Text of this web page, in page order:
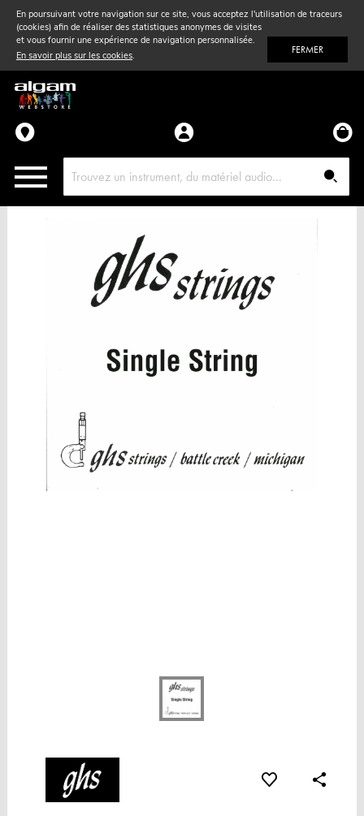
En poursuivant votre navigation sur ce site, vous acceptez l'utilisation de traceurs
(cookies) afin de réaliser des statistiques anonymes de visites
et vous fournir une expérience de navigation personnalisée.
En savoir plus sur les cookies. FERMER
Vent& Violon
Accessoires
Pièces détachées